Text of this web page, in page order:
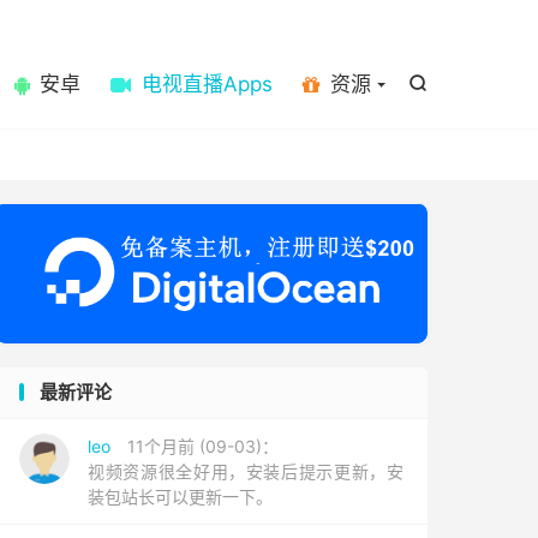

安卓 电视直播Apps 资源
最新评论
leo
11个月前 (09-03)：
视频资源很全好用，安装后提示更新，安
装包站长可以更新一下。